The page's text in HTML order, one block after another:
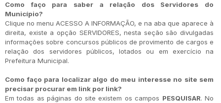
Como faço para saber a relação dos Servidores do
Município?
Clique no menu ACESSO A INFORMAÇÃO, e na aba que aparece à
direita, existe a opção SERVIDORES, nesta seção são divulgadas
informações sobre concursos públicos de provimento de cargos e
relação dos servidores públicos, lotados ou em exercício na
Prefeitura Municipal.
Como faço para localizar algo do meu interesse no site sem
precisar procurar em link por link?
Em todas as páginas do site existem os campos PESQUISAR. No